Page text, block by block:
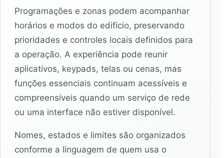
Programações e zonas podem acompanhar
horários e modos do edifício, preservando
prioridades e controles locais definidos para
a operação. A experiência pode reunir
aplicativos, keypads, telas ou cenas, mas
funções essenciais continuam acessíveis e
compreensíveis quando um serviço de rede
ou uma interface não estiver disponível.
Nomes, estados e limites são organizados
conforme a linguagem de quem usa o